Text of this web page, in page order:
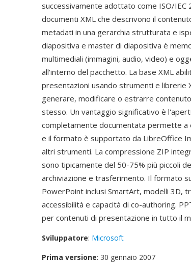
successivamente adottato come ISO/IEC
documenti XML che descrivono il
metadati in una gerarchia strutturata e
diapositiva e master di diapositiva è
multimediali (immagini, audio, video) e
all'interno del pacchetto. La base XML
presentazioni usando strumenti e
generare, modificare o estrarre
stesso. Un vantaggio significativo è
completamente documentata permette
e il formato è supportato da LibreOffice
altri strumenti. La compressione ZIP
sono tipicamente del 50-75% più piccoli
archiviazione e trasferimento. Il formato
PowerPoint inclusi SmartArt, modelli 3D,
accessibilità e capacità di co-authoring.
per contenuti di presentazione in tutto il
Sviluppatore: Microsoft
Prima versione: 30 gennaio 2007